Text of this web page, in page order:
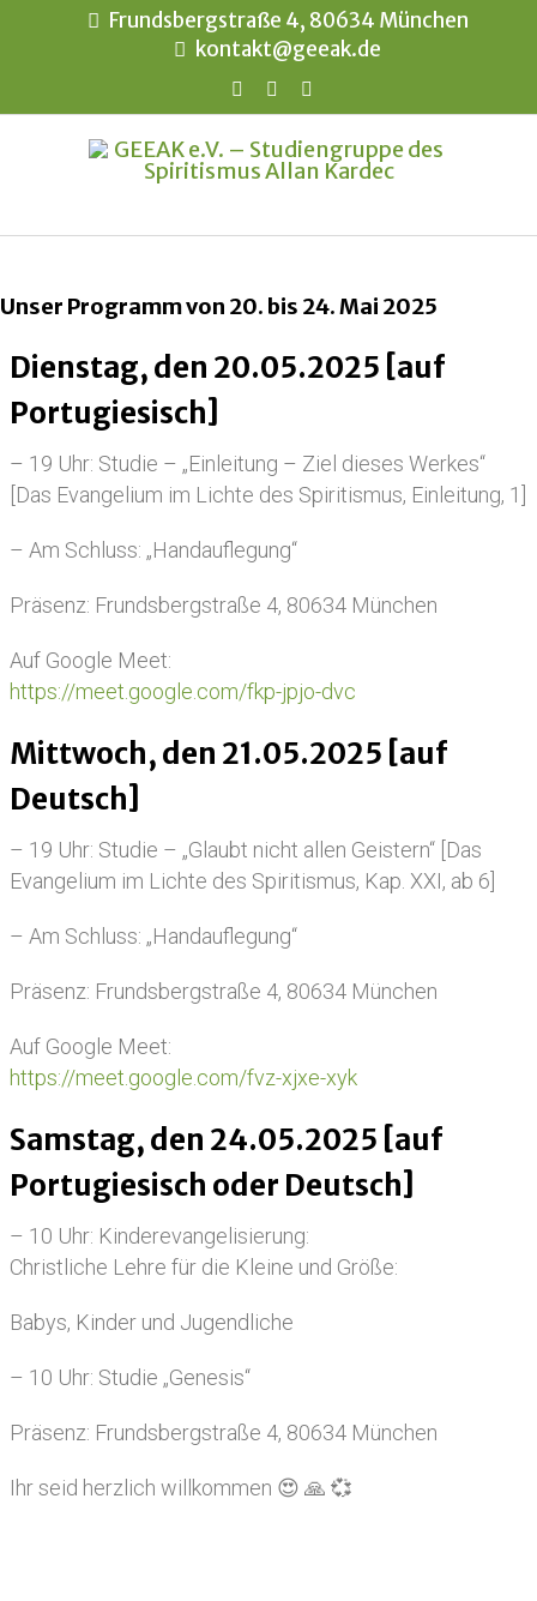
Frundsbergstraße 4, 80634 München
kontakt@geeak.de
Unser Programm von 20. bis 24. Mai 2025
Dienstag, den 20.05.2025 [auf
Portugiesisch]
– 19 Uhr: Studie – „Einleitung – Ziel dieses Werkes“
[Das Evangelium im Lichte des Spiritismus, Einleitung, 1]
– Am Schluss: „Handauflegung“
Präsenz: Frundsbergstraße 4, 80634 München
Auf Google Meet:
https://meet.google.com/fkp-jpjo-dvc
Mittwoch, den 21.05.2025 [auf
Deutsch]
– 19 Uhr: Studie – „Glaubt nicht allen Geistern“ [Das
Evangelium im Lichte des Spiritismus, Kap. XXI, ab 6]
– Am Schluss: „Handauflegung“
Präsenz: Frundsbergstraße 4, 80634 München
Auf Google Meet:
https://meet.google.com/fvz-xjxe-xyk
Samstag, den 24.05.2025 [auf
Portugiesisch oder Deutsch]
– 10 Uhr: Kinderevangelisierung:
Christliche Lehre für die Kleine und Größe:
Babys, Kinder und Jugendliche
– 10 Uhr: Studie „Genesis“
Präsenz: Frundsbergstraße 4, 80634 München
Ihr seid herzlich willkommen 😍 🙏 💞